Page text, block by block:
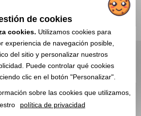
mil)
Toalla de papel estándar
de 30x30cm (mil)
de cookies
cookies. Utilizamos cookies para
experiencia de navegación posible,
del sitio y personalizar nuestros
Puede controlar qué cookies
clic en el botón "Personalizar".
sobre las cookies que utilizamos,
política de privacidad